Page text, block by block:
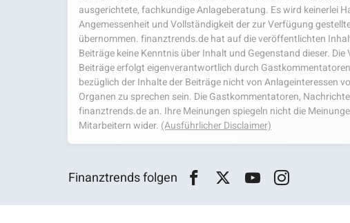
ausgerichtete, fachkundige Anlageberatung. Es wird keinerlei
Angemessenheit und Vollständigkeit der zur Verfügung
übernommen. finanztrends.de hat auf die veröffentlichten
Beiträge keine Kenntnis über Inhalt und Gegenstand dieser.
Beiträge erfolgt eigenverantwortlich durch
bezüglich der Inhalte der Beiträge nicht von Anlageinteressen
Organen zu sprechen sein. Die Gastkommentatoren,
finanztrends.de an. Ihre Meinungen spiegeln nicht die
Mitarbeitern wider. (Ausführlicher Disclaimer)
Finanztrends folgen